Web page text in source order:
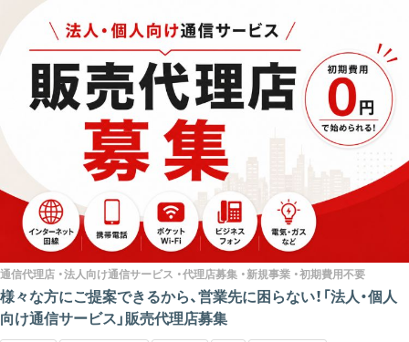
通信代理店 ・法人向け通信サービス ・代理店募集 ・新規事業 ・初期費用不要
様々な方にご提案できるから、営業先に困らない！「法人・個人
向け通信サービス」販売代理店募集